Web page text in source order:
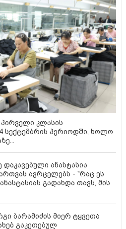
კლასის
სექტემბრის პერიოდში, ხოლო
დაკავებული ანასტასია
ავრცელებს - "რაც ეს
გადახდა თავს, მის
ბარამიძის მიერ ტყვეთა
გაკეთებულ